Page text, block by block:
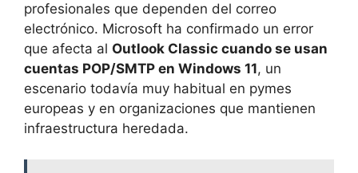
profesionales que dependen del correo
electrónico. Microsoft ha confirmado un error
que afecta al Outlook Classic cuando se usan
cuentas POP/SMTP en Windows 11, un
escenario todavía muy habitual en pymes
europeas y en organizaciones que mantienen
infraestructura heredada.